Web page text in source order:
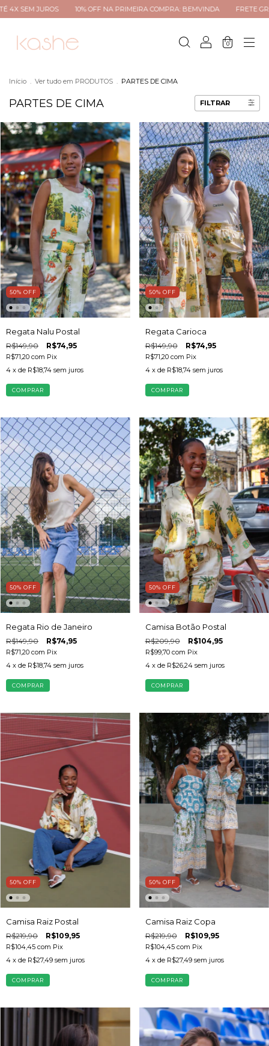
OFF NA PRIMEIRA COMPRA: BEMVINDA FRETE GRÁTIS PARA TODO
0
Início . Ver tudo em PRODUTOS . PARTES DE CIMA
PARTES DE CIMA FILTRAR
50% OFF
Regata Nalu Postal
R$149,90 R$74,95
R$71,20 com Pix
4 x de R$18,74 sem juros
COMPRAR
50% OFF
Regata Carioca
R$149,90 R$74,95
R$71,20 com Pix
4 x de R$18,74 sem juros
COMPRAR
50% OFF
Regata Rio de Janeiro
R$149,90 R$74,95
R$71,20 com Pix
4 x de R$18,74 sem juros
COMPRAR
50% OFF
Camisa Botão Postal
R$209,90 R$104,95
R$99,70 com Pix
4 x de R$26,24 sem juros
COMPRAR
50% OFF
Camisa Raiz Postal
R$219,90 R$109,95
R$104,45 com Pix
4 x de R$27,49 sem juros
COMPRAR
50% OFF
Camisa Raiz Copa
R$219,90 R$109,95
R$104,45 com Pix
4 x de R$27,49 sem juros
COMPRAR